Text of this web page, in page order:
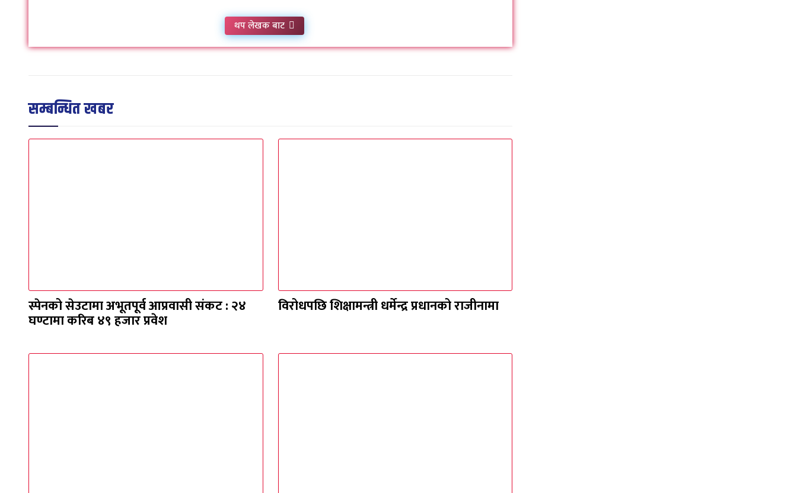
थप लेखक बाट
सम्बन्धित खबर
स्पेनको सेउटामा अभूतपूर्व आप्रवासी संकट : २४
घण्टामा करिब ४९ हजार प्रवेश
विरोधपछि शिक्षामन्त्री धर्मेन्द्र प्रधानको राजीनामा